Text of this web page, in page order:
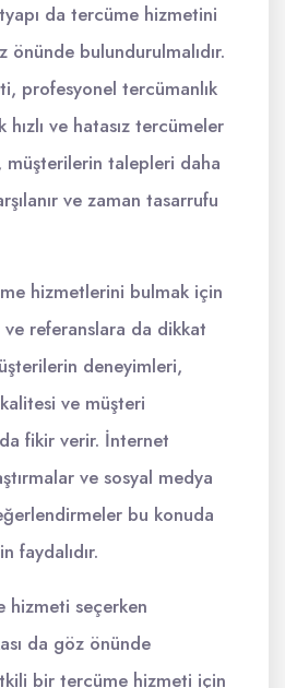
da tercüme hizmetini
bulundurulmalıdır.
profesyonel tercümanlık
hızlı ve hatasız tercümeler
müşterilerin talepleri daha
ve zaman tasarrufu
hizmetlerini bulmak için
ve referanslara da dikkat
deneyimleri,
ve müşteri
fikir verir. İnternet
ve sosyal medya
bu konuda
faydalıdır.
hizmeti seçerken
da göz önünde
bir tercüme hizmeti için